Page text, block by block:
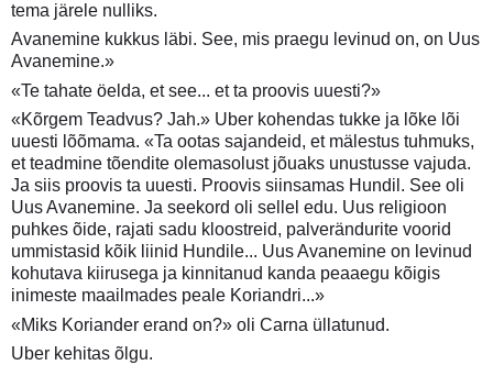
tema järele nulliks.
Avanemine kukkus läbi. See, mis praegu levinud on, on Uus
Avanemine.»
«Te tahate öelda, et see... et ta proovis uuesti?»
«Kõrgem Teadvus? Jah.» Uber kohendas tukke ja lõke lõi
uuesti lõõmama. «Ta ootas sajandeid, et mälestus tuhmuks,
et teadmine tõendite olemasolust jõuaks unustusse vajuda.
Ja siis proovis ta uuesti. Proovis siinsamas Hundil. See oli
Uus Avanemine. Ja seekord oli sellel edu. Uus religioon
puhkes õide, rajati sadu kloostreid, palverändurite voorid
ummistasid kõik liinid Hundile... Uus Avanemine on levinud
kohutava kiirusega ja kinnitanud kanda peaaegu kõigis
inimeste maailmades peale Koriandri...»
«Miks Koriander erand on?» oli Carna üllatunud.
Uber kehitas õlgu.